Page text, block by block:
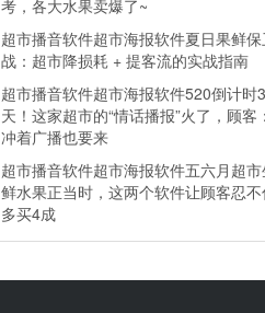
考，各大水果卖爆了~
超市播音软件超市海报软件夏日果鲜保
战：超市降损耗 + 提客流的实战指南
超市播音软件超市海报软件520倒计时3
天！这家超市的“情话播报”火了，顾客：
冲着广播也要来
超市播音软件超市海报软件五六月超市
鲜水果正当时，这两个软件让顾客忍不
多买4成